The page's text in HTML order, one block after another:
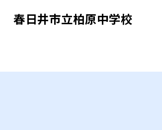
春日井市立柏原中学校